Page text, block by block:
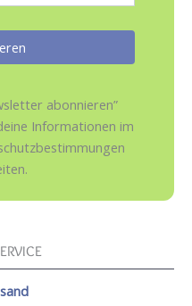
abonnieren”
Informationen im